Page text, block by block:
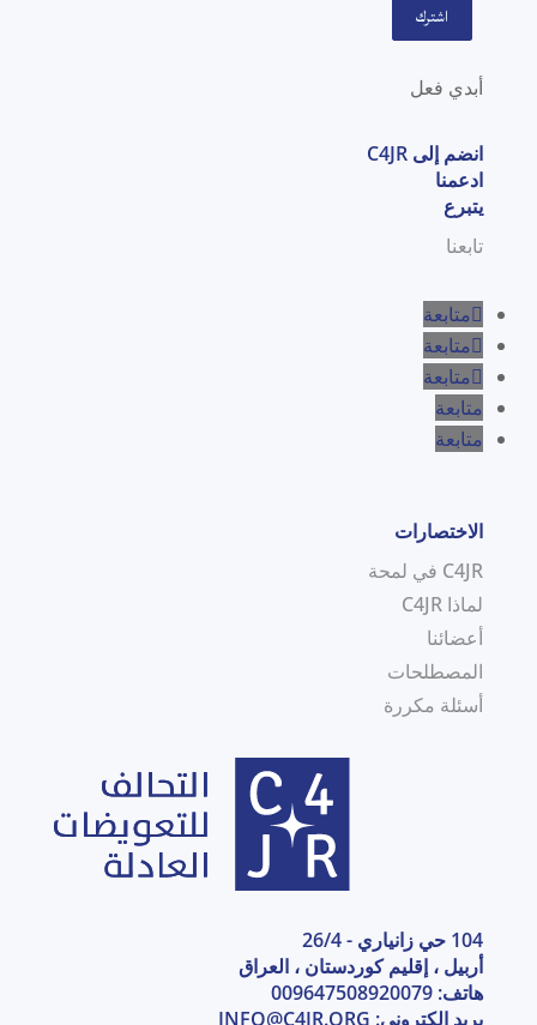
اشترك
أبدي فعل
انضم إلى C4JR
ادعمنا
يتبرع
تابعنا
متابعة
متابعة
متابعة
متابعة
متابعة
الاختصارات
C4JR في لمحة
لماذا C4JR
أعضائنا
المصطلحات
أسئلة مكررة
104 حي زانياري - 26/4
أربيل ، إقليم كوردستان ، العراق
هاتف: 009647508920079
بريد إلكتروني: INFO@C4JR.ORG